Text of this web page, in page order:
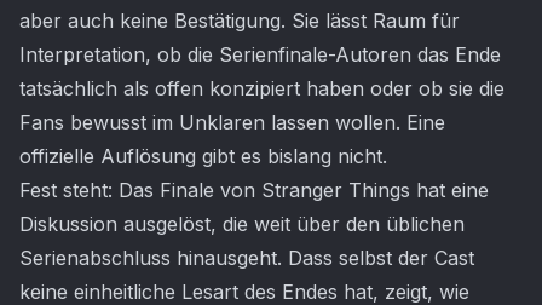
aber auch keine Bestätigung. Sie lässt Raum für
Interpretation, ob die Serienfinale-Autoren das Ende
tatsächlich als offen konzipiert haben oder ob sie die
Fans bewusst im Unklaren lassen wollen. Eine
offizielle Auflösung gibt es bislang nicht.
Fest steht: Das Finale von Stranger Things hat eine
Diskussion ausgelöst, die weit über den üblichen
Serienabschluss hinausgeht. Dass selbst der Cast
keine einheitliche Lesart des Endes hat, zeigt, wie